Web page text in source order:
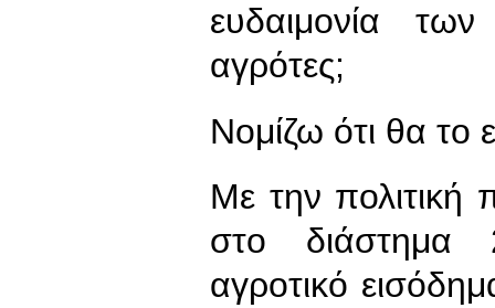
ευδαιμονία
αγρότες;
Νομίζω ότι θα το
Με την πολιτική
στο διάστημα
αγροτικό